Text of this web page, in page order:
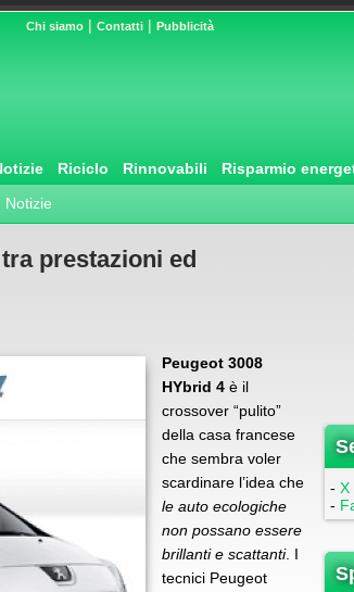
Chi siamo | Contatti | Pubblicità
Riciclo Rinnovabili Risparmio
Notizie
prestazioni ed
Peugeot 3008
HYbrid 4 è il
crossover “pulito”
della casa francese
che sembra voler
scardinare l’idea che
le auto ecologiche
non possano essere
brillanti e scattanti. I
tecnici Peugeot
- X
-